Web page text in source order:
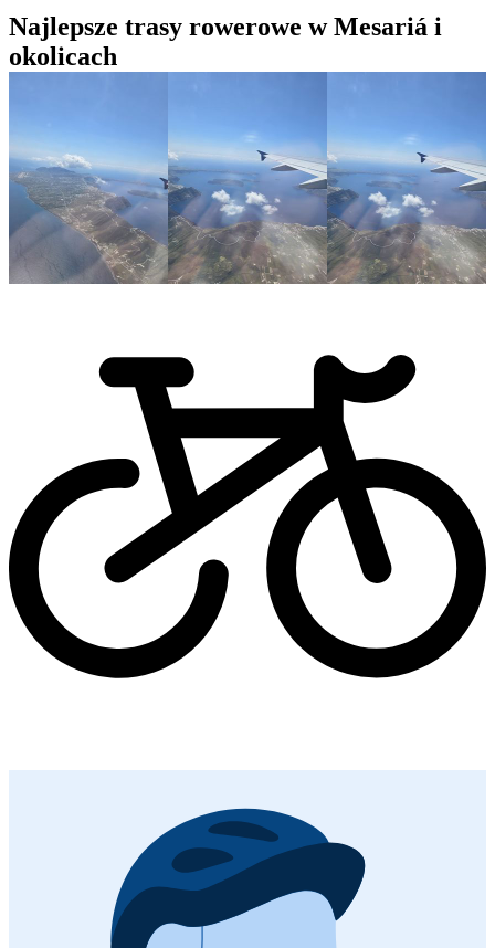
Najlepsze trasy rowerowe w Mesariá i
okolicach